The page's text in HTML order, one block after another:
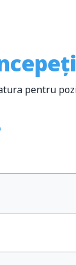
pentru